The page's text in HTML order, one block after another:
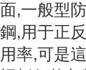
面,一般型
鋼,用于正
用率,可是